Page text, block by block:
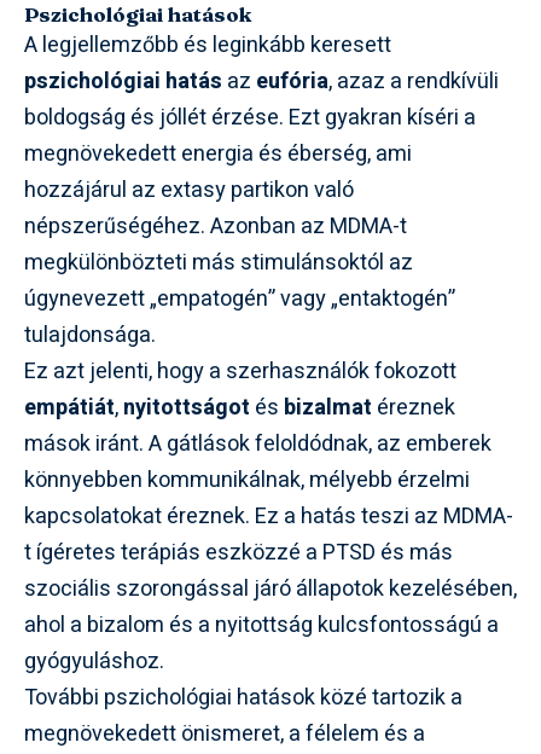
Pszichológiai hatások
A legjellemzőbb és leginkább keresett
pszichológiai hatás az eufória, azaz a rendkívüli
boldogság és jóllét érzése. Ezt gyakran kíséri a
megnövekedett energia és éberség, ami
hozzájárul az extasy partikon való
népszerűségéhez. Azonban az MDMA-t
megkülönbözteti más stimulánsoktól az
úgynevezett „empatogén” vagy „entaktogén”
tulajdonsága.
Ez azt jelenti, hogy a szerhasználók fokozott
empátiát,nyitottságot és bizalmat éreznek
mások iránt. A gátlások feloldódnak, az emberek
könnyebben kommunikálnak, mélyebb érzelmi
kapcsolatokat éreznek. Ez a hatás teszi az MDMA-
t ígéretes terápiás eszközzé a PTSD és más
szociális szorongással járó állapotok kezelésében,
ahol a bizalom és a nyitottság kulcsfontosságú a
gyógyuláshoz.
További pszichológiai hatások közé tartozik a
megnövekedett önismeret, a félelem és a